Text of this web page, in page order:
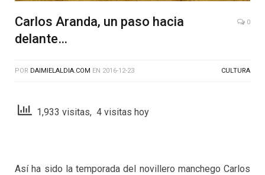
Carlos Aranda, un paso hacia
delante…
0
POR DAIMIELALDIA.COM EN 2016-12-23 CULTURA
1,933 visitas, 4 visitas hoy
Así ha sido la temporada del novillero manchego Carlos